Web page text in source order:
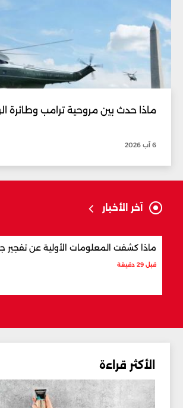
ماذا حدث بين مروحية ترامب وطائرة
6 آب 2026
آخر الأخبار
ماذا كشفت المعلومات الأولية عن تفجير
قبل 29 دقيقة
الأكثر قراءة